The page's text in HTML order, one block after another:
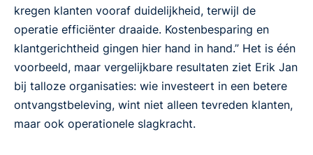
kregen klanten vooraf duidelijkheid, terwijl de
operatie efficiënter draaide. Kostenbesparing en
klantgerichtheid gingen hier hand in hand.” Het is één
voorbeeld, maar vergelijkbare resultaten ziet Erik Jan
bij talloze organisaties: wie investeert in een betere
ontvangstbeleving, wint niet alleen tevreden klanten,
maar ook operationele slagkracht.